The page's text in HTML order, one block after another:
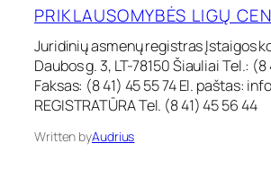
s
l
i
g
ų
c
e
n
t
l
ų
p
r
i
k
l
PRIKLAUSOMYBĖS LIGŲ
Juridinių asmenų registras Įstaigos
Daubos g. 3, LT-78150 Šiauliai Tel.: (8
Faksas: (8 41) 45 55 74 El. paštas:
REGISTRATŪRA Tel. (8 41) 45 56 44
Written byAudrius